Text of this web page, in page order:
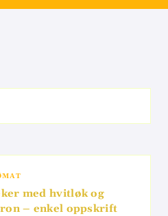
med hvitløk og
– enkel oppskrift